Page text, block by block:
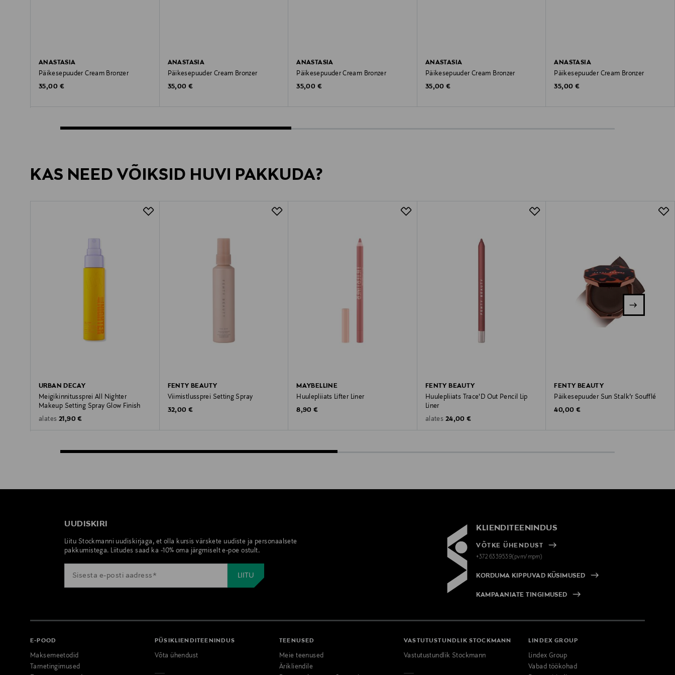
ANASTASIA
Päikesepuuder Cream Bronzer
Original Price
35,00 €
ANASTASIA
Päikesepuuder Cream Bronzer
Original Price
35,00 €
ANASTASIA
Päikesepuuder Cream Bronzer
Original Price
35,00 €
ANASTASIA
Päikesepuuder Cream Bronzer
Original Price
35,00 €
ANASTASIA
Päikesepuuder Cream Bronzer
Original Price
35,00 €
KAS NEED VÕIKSID HUVI PAKKUDA?
URBAN DECAY
Meigikinnitussprei All Nighter
Makeup Setting Spray Glow Finish
alates Original Price
21,90 €
FENTY BEAUTY
Viimistlussprei Setting Spray
Original Price
32,00 €
MAYBELLINE
Huulepliiats Lifter Liner
Original Price
8,90 €
FENTY BEAUTY
Huulepliiats Trace'D Out Pencil Lip
Liner
alates Original Price
24,00 €
FENTY BEAUTY
Päikesepuuder Sun Stalk’r Soufflé
Original Price
40,00 €
UUDISKIRI
Liitu Stockmanni uudiskirjaga, et olla kursis värskete uudiste ja personaalsete
pakkumistega. Liitudes saad ka -10% oma järgmiselt e-poe ostult.
KLIENDITEENINDUS
VÕTKE ÜHENDUST
+372 6339539(pvm/mpm)
KORDUMA KIPPUVAD KÜSIMUSED
KAMPAANIATE TINGIMUSED
E-POOD
Maksemeetodid
Tarnetingimused
PÜSIKLIENDITEENINDUS
Võta ühendust
TEENUSED
Meie teenused
Ärikliendile
VASTUTUSTUNDLIK STOCKMANN
Vastutustundlik Stockmann
LINDEX GROUP
Lindex Group
Vabad töökohad